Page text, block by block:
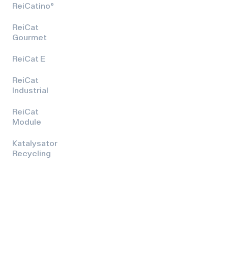
ReiCatino®
ReiCat
Gourmet
ReiCat E
ReiCat
Industrial
ReiCat
Module
Katalysator
Recycling